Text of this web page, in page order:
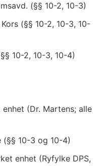
(§§ 10-2, 10-3)
(§§ 10-2, 10-3, 10-
10-2, 10-3, 10-4)
enhet (Dr. Martens; alle
(§§ 10-3 og 10-4)
enhet (Ryfylke DPS,